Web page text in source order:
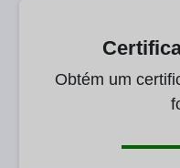
Obtém um